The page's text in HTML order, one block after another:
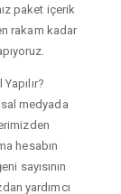
paket içerik
rakam kadar
medyada
hesabın
sayısının
yardımcı